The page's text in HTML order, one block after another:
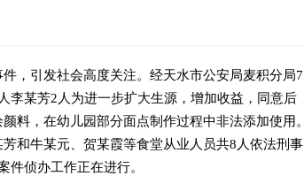
，引发社会高度关注。经天水市公安局麦积分局7
李某芳2人为进一步扩大生源，增加收益，同意后
料，在幼儿园部分面点制作过程中非法添加使用。
和牛某元、贺某霞等食堂从业人员共8人依法刑事
件侦办工作正在进行。